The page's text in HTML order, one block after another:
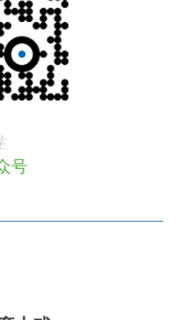
号